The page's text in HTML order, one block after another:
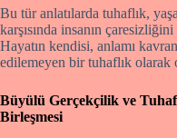
Bu tür anlatılarda tuhaflık,
karşısında insanın
Hayatın kendisi, anlamı
edilemeyen bir tuhaflık olarak
Büyülü Gerçekçilik ve
Birleşmesi